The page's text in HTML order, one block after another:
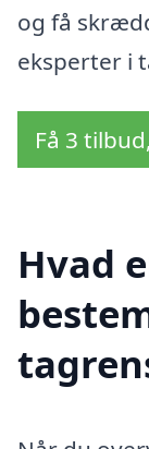
og få
eksperter i
Få 3
Hvad